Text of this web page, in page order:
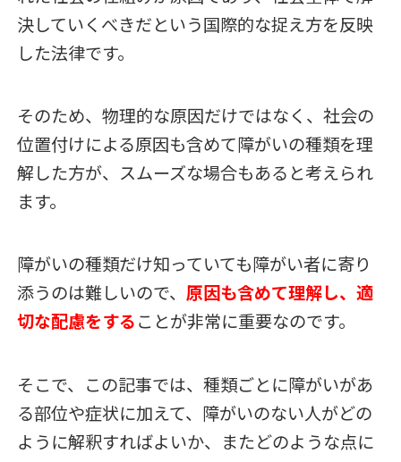
決していくべきだという国際的な捉え方を反映
した法律です。
そのため、物理的な原因だけではなく、社会の
位置付けによる原因も含めて障がいの種類を理
解した方が、スムーズな場合もあると考えられ
ます。
障がいの種類だけ知っていても障がい者に寄り
添うのは難しいので、原因も含めて理解し、適
切な配慮をする ことが非常に重要なのです。
そこで、この記事では、種類ごとに障がいがあ
る部位や症状に加えて、障がいのない人がどの
ように解釈すればよいか、またどのような点に